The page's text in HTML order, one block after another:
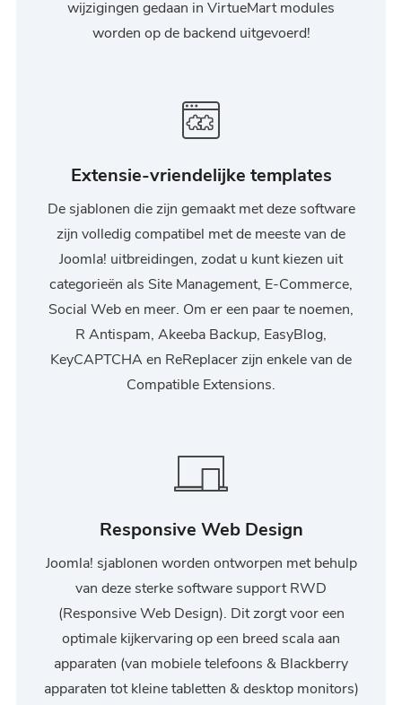
wijzigingen gedaan in VirtueMart modules
worden op de backend uitgevoerd!
Extensie-vriendelijke templates
De sjablonen die zijn gemaakt met deze software
zijn volledig compatibel met de meeste van de
Joomla! uitbreidingen, zodat u kunt kiezen uit
categorieën als Site Management, E-Commerce,
Social Web en meer. Om er een paar te noemen,
R Antispam, Akeeba Backup, EasyBlog,
KeyCAPTCHA en ReReplacer zijn enkele van de
Compatible Extensions.
Responsive Web Design
Joomla! sjablonen worden ontworpen met behulp
van deze sterke software support RWD
(Responsive Web Design). Dit zorgt voor een
optimale kijkervaring op een breed scala aan
apparaten (van mobiele telefoons & Blackberry
apparaten tot kleine tabletten & desktop monitors)